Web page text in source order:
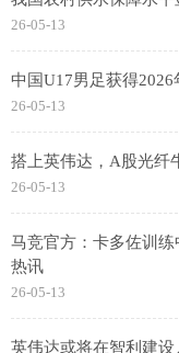
26-05-13
中国U17男足获得
26-05-13
搭上英伟达，A股光纤
26-05-13
马竞官方：卡多佐训练
热讯
26-05-13
英伟达或将在智利建